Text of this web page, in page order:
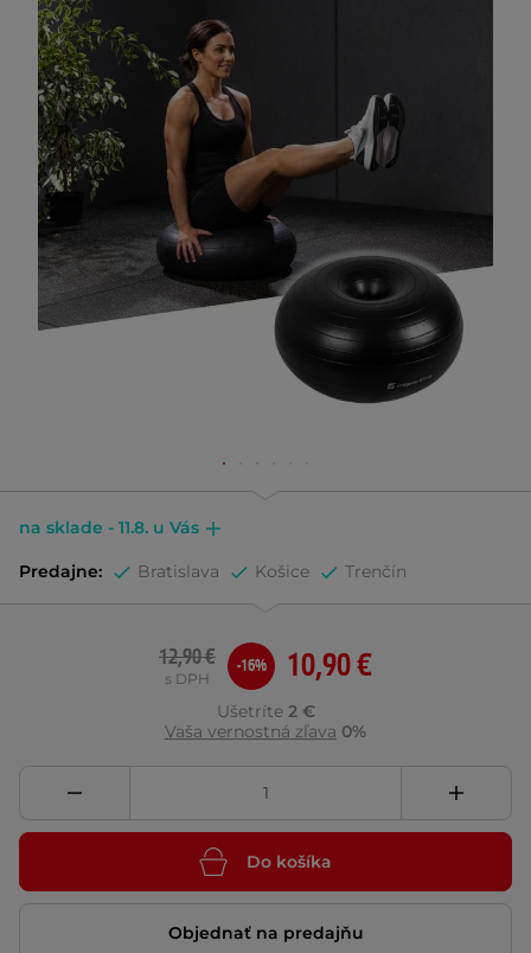
na sklade - 11.8. u Vás
Predajne: Bratislava Košice Trenčín
10,90 €
12,90 €
s DPH
-16%
Ušetríte 2 €
Vaša vernostná zľava 0%
Do košíka
Objednať na predajňu